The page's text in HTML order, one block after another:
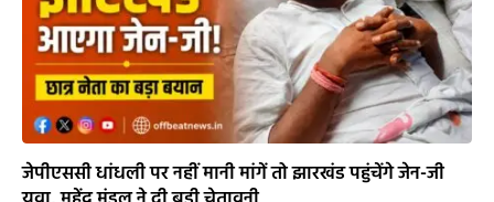
जेपीएससी धांधली पर नहीं मानी मांगें तो झारखंड पहुंचेंगे जेन-जी